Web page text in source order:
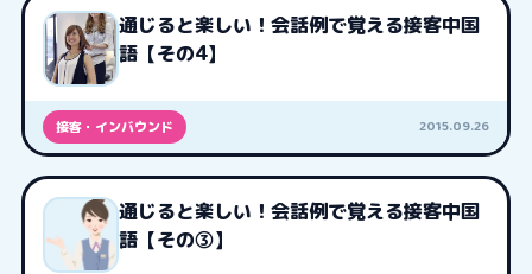
通じると楽しい！会話例で覚える接客中国
語【その4】
接客・インバウンド 2015.09.26
通じると楽しい！会話例で覚える接客中国
語【その③】